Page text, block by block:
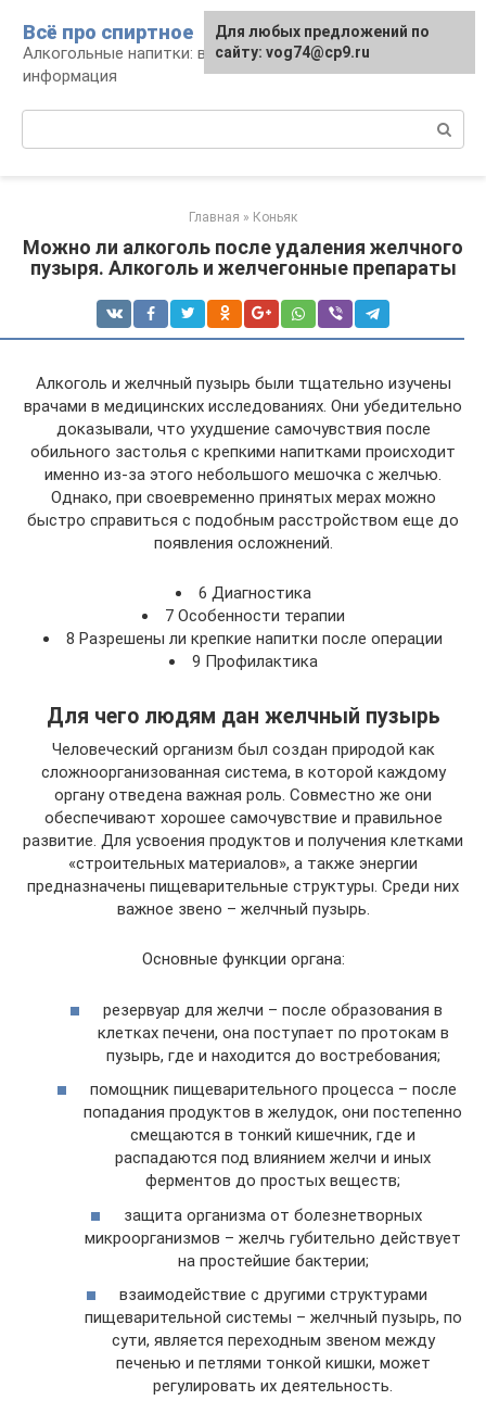
контенту
Всё про спиртное
Алкогольные напитки: виды, рецепты,
информация
Главная » Коньяк
Можно ли алкоголь после удаления желчного
пузыря. Алкоголь и желчегонные препараты
Алкоголь и желчный пузырь были тщательно изучены
врачами в медицинских исследованиях. Они убедительно
доказывали, что ухудшение самочувствия после
обильного застолья с крепкими напитками происходит
именно из-за этого небольшого мешочка с желчью.
Однако, при своевременно принятых мерах можно
быстро справиться с подобным расстройством еще до
появления осложнений.
6 Диагностика
7 Особенности терапии
8 Разрешены ли крепкие напитки после операции
9 Профилактика
Для чего людям дан желчный пузырь
Человеческий организм был создан природой как
сложноорганизованная система, в которой каждому
органу отведена важная роль. Совместно же они
обеспечивают хорошее самочувствие и правильное
развитие. Для усвоения продуктов и получения клетками
«строительных материалов», а также энергии
предназначены пищеварительные структуры. Среди них
важное звено – желчный пузырь.
Основные функции органа:
резервуар для желчи – после образования в
клетках печени, она поступает по протокам в
пузырь, где и находится до востребования;
помощник пищеварительного процесса – после
попадания продуктов в желудок, они постепенно
смещаются в тонкий кишечник, где и
распадаются под влиянием желчи и иных
ферментов до простых веществ;
защита организма от болезнетворных
микроорганизмов – желчь губительно действует
на простейшие бактерии;
взаимодействие с другими структурами
пищеварительной системы – желчный пузырь, по
сути, является переходным звеном между
печенью и петлями тонкой кишки, может
регулировать их деятельность.
Для любых предложений по
сайту: vog74@cp9.ru